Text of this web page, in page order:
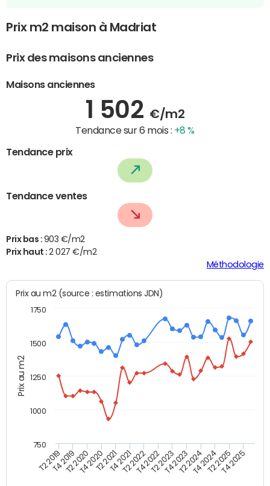
Prix m2 maison à Madriat
Prix des maisons anciennes
Maisons anciennes
1 502 €/m2
Tendance sur 6 mois : +8 %
Tendance prix
Tendance ventes
Prix bas : 903 €/m2
Prix haut :2 027 €/m2
Méthodologie
Prix au m2
Prix au m2 (source : estimations JDN)
T2 2019T4 2019T2 2020T4 2020T2 2021T4 2021T2 2022T4 2022T2 2023T4 2023T2 2024T4 2024T2 2025T4 2025
750
1000
1250
1500
1750